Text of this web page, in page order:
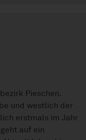
Pieschen.
und westlich der
erstmals im Jahr
auf ein